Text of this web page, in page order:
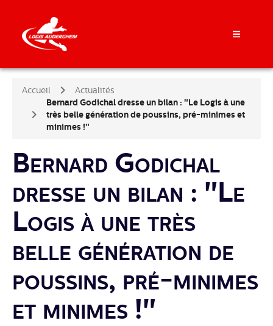
Accueil
Actualités
Bernard Godichal dresse un bilan : "Le Logis à une
très belle génération de poussins, pré-minimes et
minimes !"
Bernard Godichal
dresse un bilan : "Le
Logis à une très
belle génération de
poussins, pré-minimes
et minimes !"